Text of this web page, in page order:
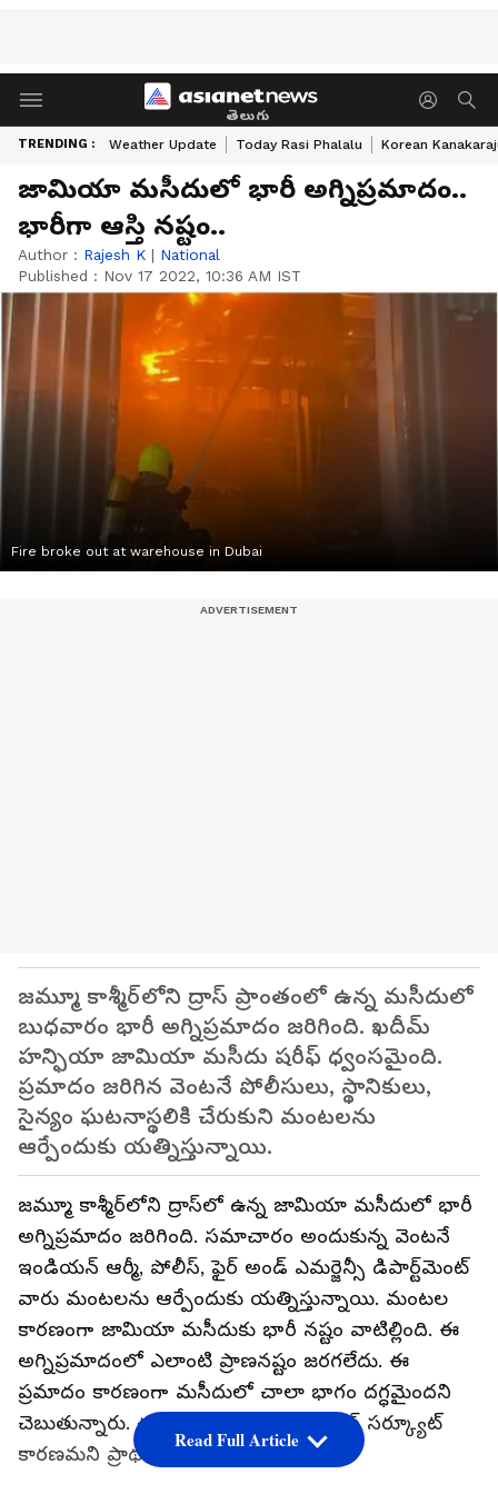
తెలుగు
TRENDING : Weather Update Today Rasi Phalalu Korean
జామియా మసీదులో భారీ అగ్నిప్రమాదం..
భారీగా ఆస్తి నష్టం..
Author : Rajesh K | National
Published : Nov 17 2022, 10:36 AM IST
Fire broke out at warehouse in Dubai
జమ్మూ కాశ్మీర్‌లోని ద్రాస్ ప్రాంతంలో ఉన్న మసీదులో
బుధవారం భారీ అగ్నిప్రమాదం జరిగింది. ఖదీమ్
హన్ఫియా జామియా మసీదు షరీఫ్ ధ్వంసమైంది.
ప్రమాదం జరిగిన వెంటనే పోలీసులు, స్థానికులు,
సైన్యం ఘటనాస్థలికి చేరుకుని మంటలను
ఆర్పేందుకు యత్నిస్తున్నాయి.
జమ్మూ కాశ్మీర్‌లోని ద్రాస్‌లో ఉన్న జామియా మసీదులో భారీ
అగ్నిప్రమాదం జరిగింది. సమాచారం అందుకున్న వెంటనే
ఇండియన్ ఆర్మీ, పోలీస్, ఫైర్ అండ్ ఎమర్జెన్సీ డిపార్ట్‌మెంట్
వారు మంటలను ఆర్పేందుకు యత్నిస్తున్నాయి. మంటల
కారణంగా జామియా మసీదుకు భారీ నష్టం వాటిల్లింది. ఈ
అగ్నిప్రమాదంలో ఎలాంటి ప్రాణనష్టం జరగలేదు. ఈ
ప్రమాదం కారణంగా మసీదులో చాలా భాగం దగ్ధమైందని
చెబుతున్నారు. ఈ ప్రమాదానికి విద్యుత్ షార్ట్ సర్క్యూట్
కారణమని ప్రాథమిక విచారణలో తేలింది.
Read Full Article